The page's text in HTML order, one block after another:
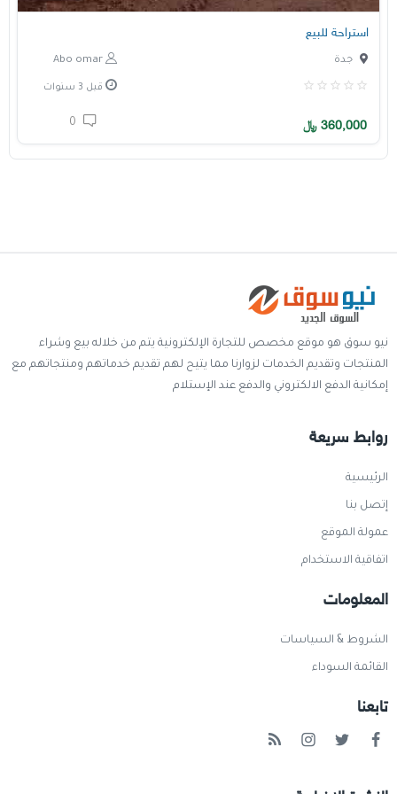
استراحة للبيع
Abo omar جدة
قبل 3 سنوات
360,000 ﷼
نيو سوق هو موقع مخصص للتجارة الإلكترونية يتم من خلاله بيع وشراء
المنتجات وتقديم الخدمات لزوارنا مما يتيح لهم تقديم خدماتهم ومنتجاتهم مع
إمكانية الدفع الالكتروني والدفع عند الإستلام
روابط سريعة
الرئيسية
إتصل بنا
عمولة الموقع
اتفاقية الاستخدام
المعلومات
الشروط & السياسات
القائمة السوداء
تابعنا